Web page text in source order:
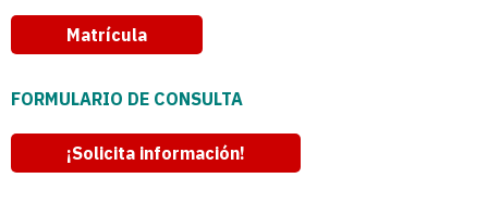
Matrícula
FORMULARIO DE CONSULTA
¡Solicita información!